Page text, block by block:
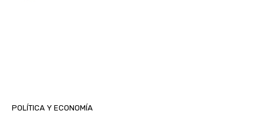
POLÍTICA Y ECONOMÍA